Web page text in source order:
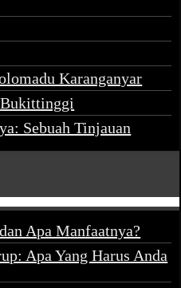
Karanganyar
Bukittinggi
Sebuah Tinjauan
Apa Manfaatnya?
Apa Yang Harus Anda